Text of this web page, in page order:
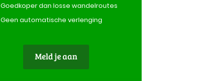
Goedkoper dan losse wandelroutes
Geen automatische verlenging
Meld je aan